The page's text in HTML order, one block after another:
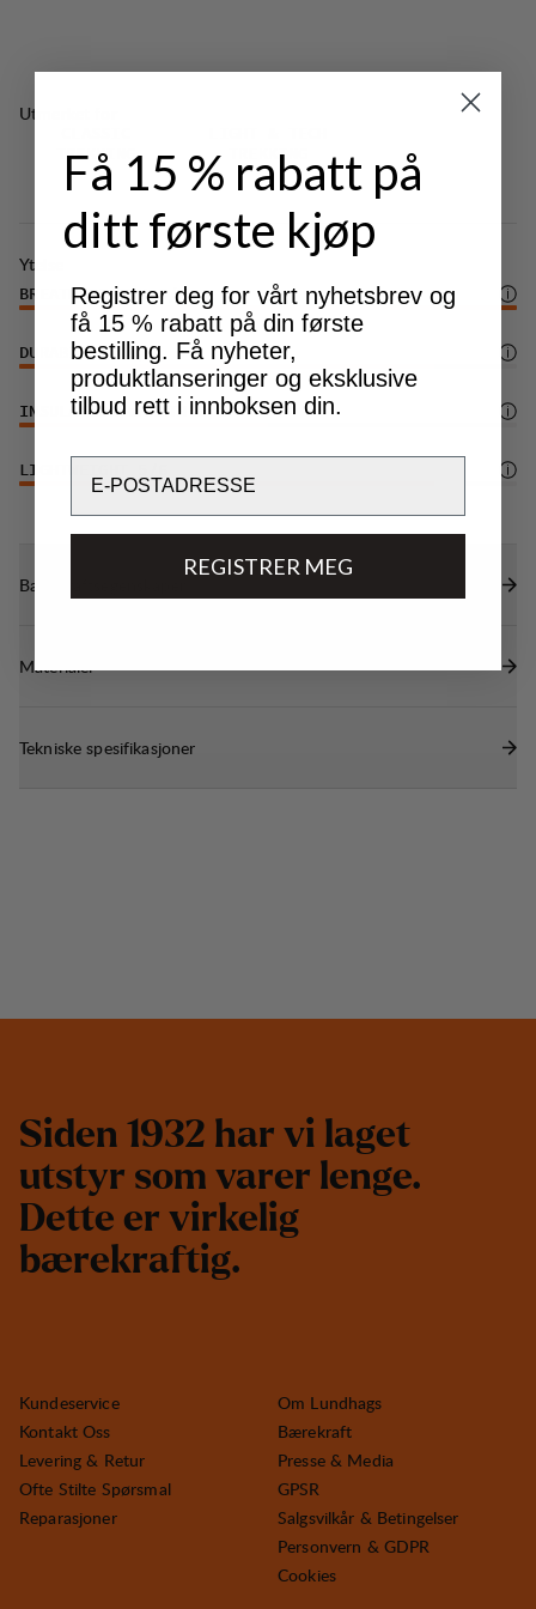
RECCO®-reflektor nederst på benet for å kunne
DWR-behandling (100% PFAS-fri) som avviser
vann og smuss.
Utmerket for
TREKKING
TREKKING
Ytelse
BREATHABILITY 6 /6
DURABILITY /6
INSULATION/WARMTH 3/6
LIGHTWEIGHT
Bærekraftsegenskaper
Materialer
Tekniske spesifikasjoner
Siden 1932 har vi laget
utstyr som varer lenge.
Dette er virkelig
bærekraftig.
Kundeservice
Kontakt Oss
Levering & Retur
Ofte Stilte Spørsmal
Reparasjoner
Om Lundhags
Bærekraft
Presse & Media
GPSR
Salgsvilkår & Betingelser
Personvern & GDPR
Cookies
Få 15 % rabatt på
ditt første kjøp
Registrer deg for vårt nyhetsbrev og
få 15 % rabatt på din første
bestilling. Få nyheter,
produktlanseringer og eksklusive
tilbud rett i innboksen din.
REGISTRER MEG